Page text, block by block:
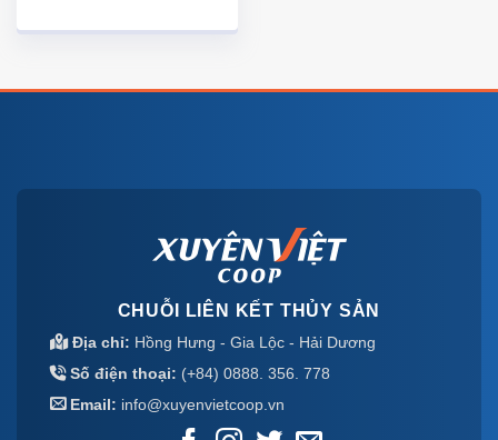
CHUỖI LIÊN KẾT THỦY SẢN
Địa chỉ: Hồng Hưng - Gia Lộc - Hải Dương
Số điện thoại: (+84) 0888. 356. 778
Email: info@xuyenvietcoop.vn